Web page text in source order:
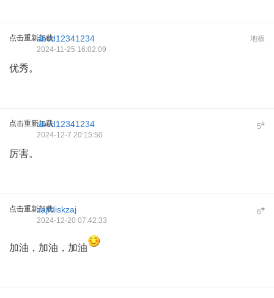
点击重新加载 地板
abcd12341234
2024-11-25 16:02:09
优秀。
点击重新加载 5#
abcd12341234
2024-12-7 20:15:50
厉害。
点击重新加载 6#
zajfdiskzaj
2024-12-20 07:42:33
加油，加油，加油